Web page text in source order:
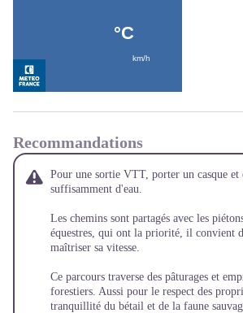
Recommandations
Pour une sortie VTT, porter un casque et
suffisamment d'eau.
Les chemins sont partagés avec les
équestres, qui ont la priorité, il convient
maîtriser sa vitesse.
Ce parcours traverse des pâturages et
forestiers. Aussi pour le respect des
tranquillité du bétail et de la faune